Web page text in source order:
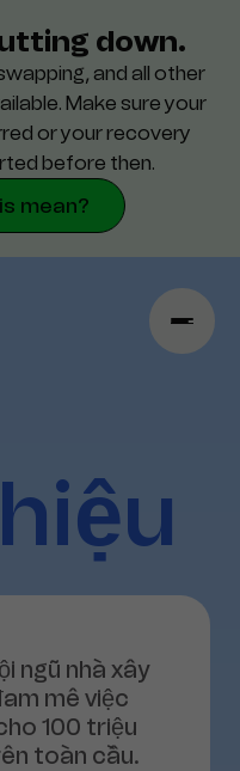
down.
and all other
Make sure your
or your recovery
before then.
mean?
ngũ nhà xây
mê việc
100 triệu
toàn cầu.